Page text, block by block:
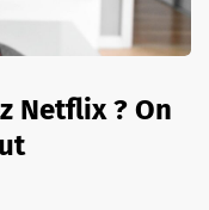
Netflix ? On